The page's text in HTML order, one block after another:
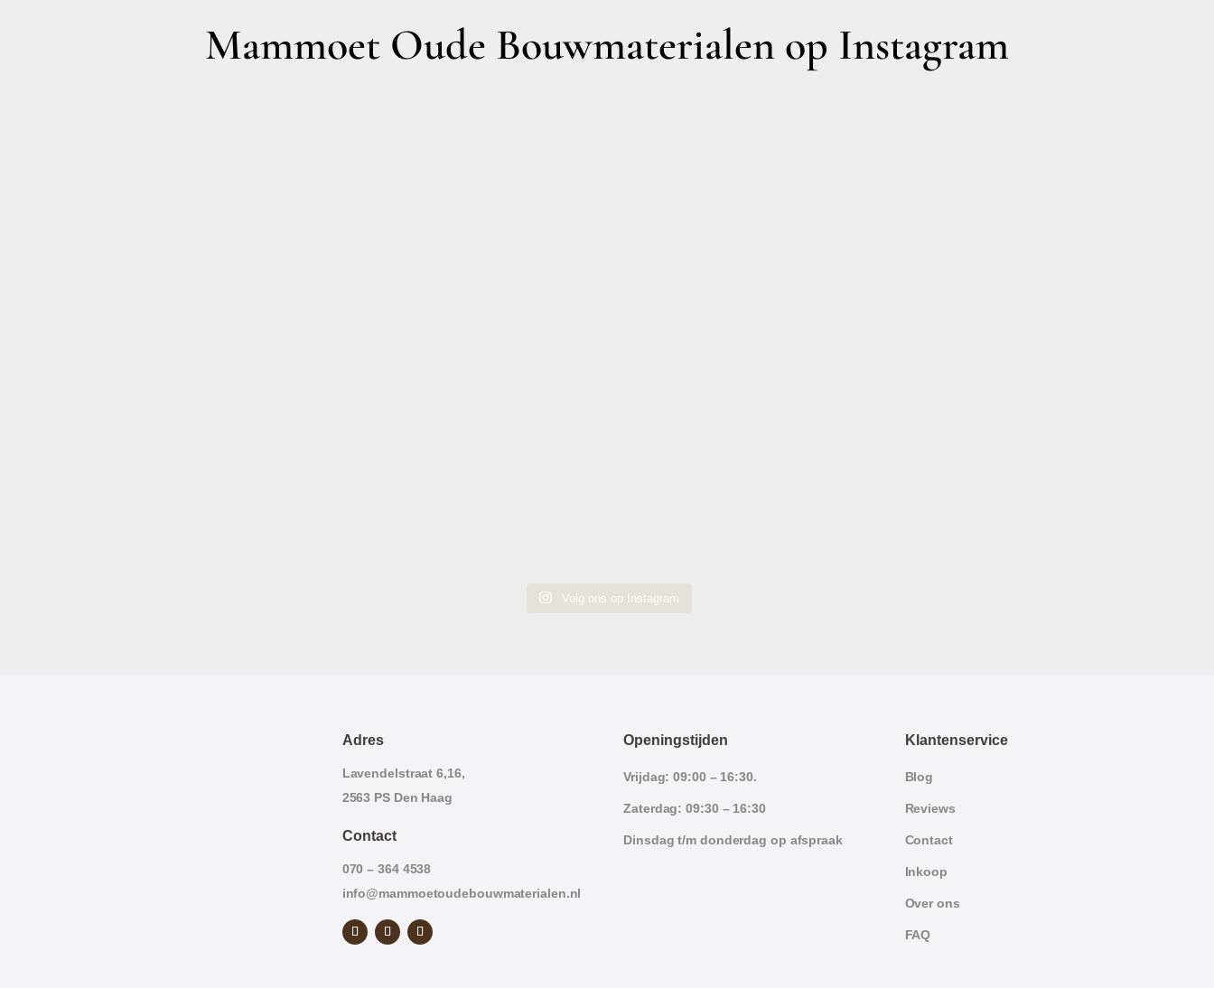
Mammoet Oude Bouwmaterialen op Instagram
Volg ons op Instagram
Adres
Lavendelstraat 6,16,
2563 PS Den Haag
Contact
070 – 364 4538
info@mammoetoudebouwmaterialen.nl
Openingstijden
Vrijdag: 09:00 – 16:30.
Zaterdag: 09:30 – 16:30
Dinsdag t/m donderdag op afspraak
Klantenservice
Blog
Reviews
Contact
Inkoop
Over ons
FAQ